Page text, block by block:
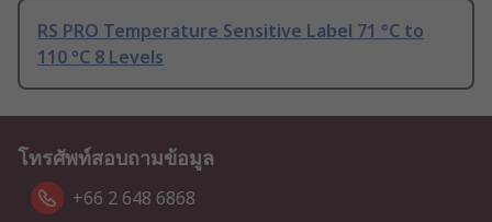
RS PRO Temperature Sensitive Label 71 °C to
110 °C 8 Levels
โทรศัพท์สอบถามข้อมูล
+66 2 648 6868